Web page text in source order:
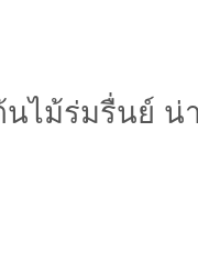
ไม้ร่มรื่นย์ น่